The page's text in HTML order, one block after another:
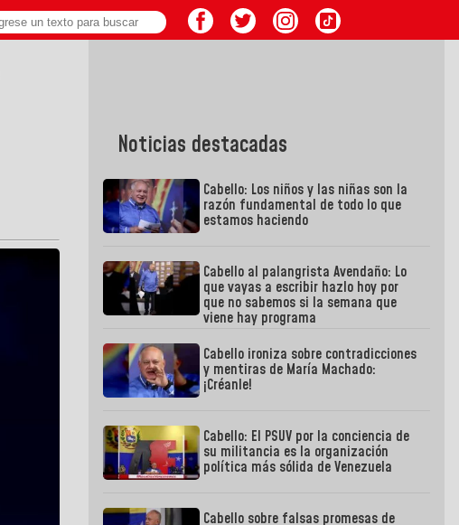
Noticias destacadas
Cabello: Los niños y las niñas son la
razón fundamental de todo lo que
estamos haciendo
Cabello al palangrista Avendaño: Lo
que vayas a escribir hazlo hoy por
que no sabemos si la semana que
viene hay programa
Cabello ironiza sobre contradicciones
y mentiras de María Machado:
¡Créanle!
Cabello: El PSUV por la conciencia de
su militancia es la organización
política más sólida de Venezuela
Cabello sobre falsas promesas de